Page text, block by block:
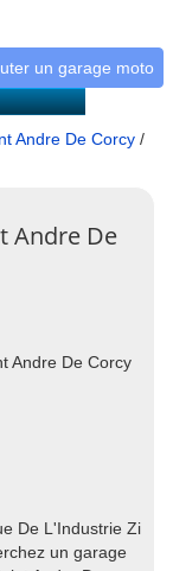
un garage moto
Andre De Corcy /
Andre De
Andre De Corcy
De L'Industrie Zi
un garage